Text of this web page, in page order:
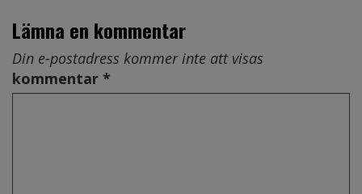
Lämna en kommentar
Din e-postadress kommer inte att visas
kommentar *